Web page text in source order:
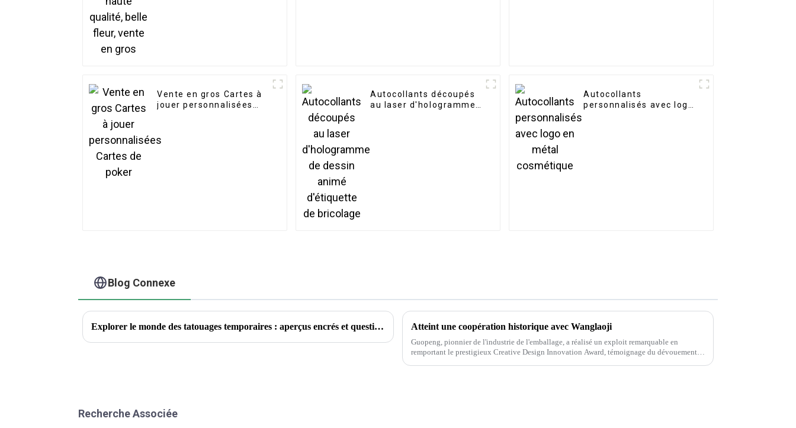
Vente en gros Cartes à
jouer personnalisées
Autocollants découpés
au laser d'hologramme
Autocollants
personnalisés avec logo
Blog Connexe
Explorer le monde des tatouages ​​temporaires : aperçus encrés et questions courantes Atteint une coopération historique avec Wanglaoji
Guopeng, pionnier de l'industrie de l'emballage, a réalisé un exploit remarquable en
remportant le prestigieux Creative Design Innovation Award, témoignage du dévouement
Recherche Associée